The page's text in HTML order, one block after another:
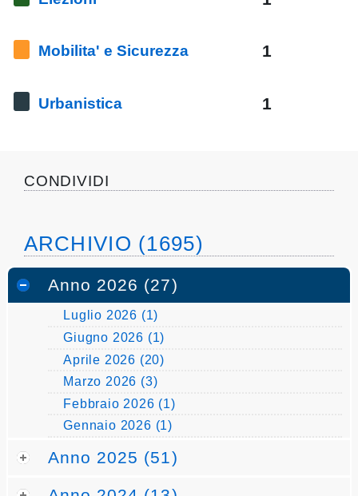
Ultimi
dataset
pubblicazioni
Documenti
Guida
Open
Mobilita' e Sicurezza 1
Urbanistica 1
CONDIVIDI
ARCHIVIO (1695)
Anno 2026 (27)
Luglio 2026 (1)
Giugno 2026 (1)
Aprile 2026 (20)
Marzo 2026 (3)
Febbraio 2026 (1)
Gennaio 2026 (1)
Anno 2025 (51)